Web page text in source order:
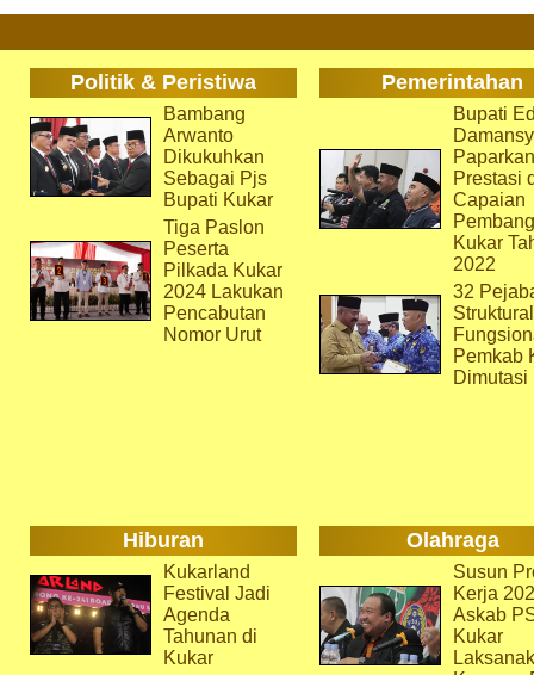
Politik & Peristiwa Pemerintahan
Bambang
Arwanto
Dikukuhkan
Sebagai Pjs
Bupati Kukar
Tiga Paslon
Peserta
Pilkada Kukar
2024 Lakukan
Pencabutan
Nomor Urut
Bupati
Paparkan
Prestasi
Capaian
Kukar
2022
32
Pemkab
Dimutasi
Hiburan Olahraga
Kukarland
Festival Jadi
Agenda
Tahunan di
Kukar
Susun
Kerja
Askab
Kukar